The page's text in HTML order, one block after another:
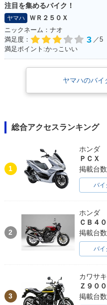
注目を集めるバイク！
ヤマハ
ＷＲ２５０Ｘ
ニックネーム：ナオ
満足度：
3 ／5
満足ポイント:かっこいい
ヤマハのバイ
総合アクセスランキング
1
ホンダ
ＰＣＸ
掲載台
バイ
2
ホンダ
掲載台
バイ
3
カワサキ
Ｚ９０
掲載台